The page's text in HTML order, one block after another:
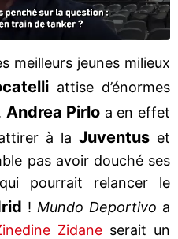
meilleurs jeunes milieux
attise d’énormes
Andrea Pirlo a en effet
à la Juventus et
pas avoir douché ses
pourrait relancer le
! Mundo Deportivo a
Zidaneserait un